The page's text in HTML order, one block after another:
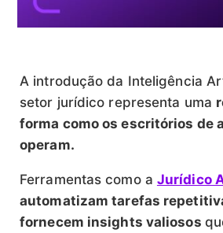
A introdução da Inteligência
setor jurídico representa uma
forma como os escritórios de
operam.
Ferramentas como a Jurídico
automatizam tarefas
fornecem insights valiosos